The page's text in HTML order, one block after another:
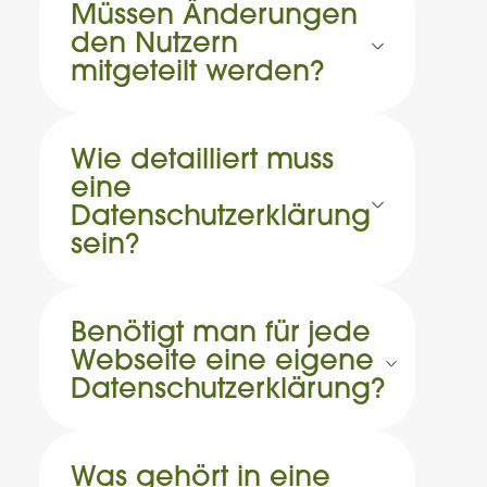
Müssen Änderungen
den Nutzern
mitgeteilt werden?
Wie detailliert muss
eine
Datenschutzerklärung
sein?
Benötigt man für jede
Webseite eine eigene
Datenschutzerklärung?
Was gehört in eine